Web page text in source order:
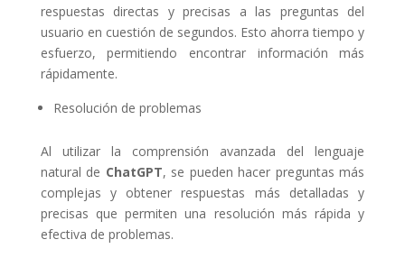
respuestas directas y precisas a las preguntas del
usuario en cuestión de segundos. Esto ahorra tiempo y
esfuerzo, permitiendo encontrar información más
rápidamente.
Resolución de problemas
Al utilizar la comprensión avanzada del lenguaje
natural de ChatGPT, se pueden hacer preguntas más
complejas y obtener respuestas más detalladas y
precisas que permiten una resolución más rápida y
efectiva de problemas.